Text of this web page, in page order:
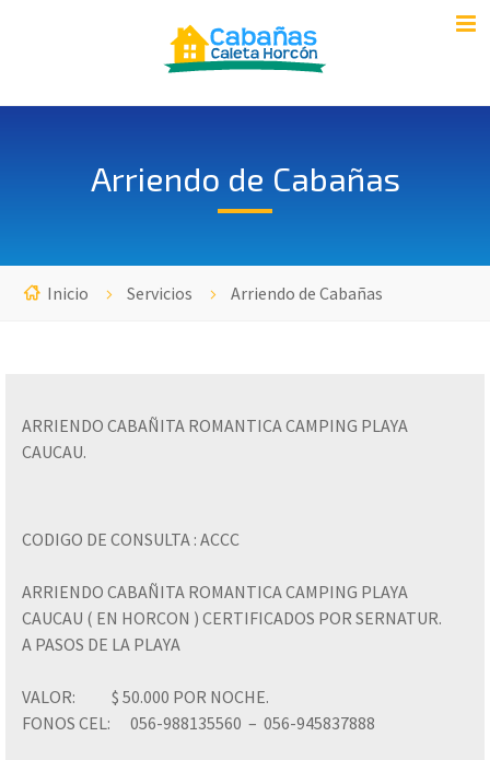
Arriendo de Cabañas
Inicio Servicios Arriendo de Cabañas
ARRIENDO CABAÑITA ROMANTICA CAMPING PLAYA
CAUCAU.
CODIGO DE CONSULTA : ACCC
ARRIENDO CABAÑITA ROMANTICA CAMPING PLAYA
CAUCAU ( EN HORCON ) CERTIFICADOS POR SERNATUR.
A PASOS DE LA PLAYA
VALOR: $ 50.000 POR NOCHE.
FONOS CEL: 056-988135560 – 056-945837888